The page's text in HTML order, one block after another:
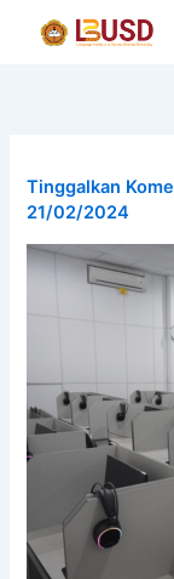
Tinggalkan
21/02/2024